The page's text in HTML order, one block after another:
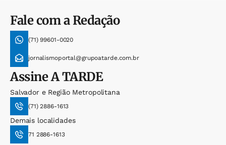
Fale com a Redação
(71) 99601-0020
jornalismoportal@grupoatarde.com.br
AssineA TARDE
Salvador e Região Metropolitana
(71) 2886-1613
Demais localidades
71 2886-1613